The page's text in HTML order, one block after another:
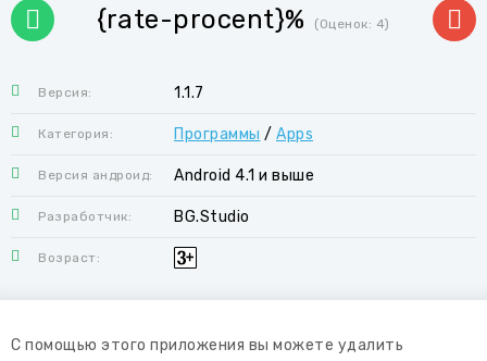
{rate-procent}% (Оценок: 4)
Версия: 1.1.7
Категория: Программы / Apps
Версия андроид: Android 4.1 и выше
Разработчик: BG.Studio
Возраст:
С помощью этого приложения вы можете удалить